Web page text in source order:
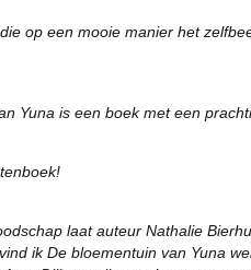
op een mooie manier het
Yuna is een boek met een
laat auteur Nathalie
ik De bloementuin van Yuna